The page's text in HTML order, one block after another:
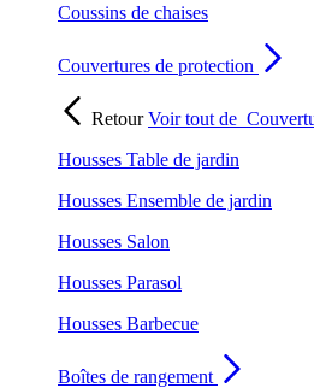
Coussins de chaises
Couvertures de protection
RetourVoir tout de
Housses Table de jardin
Housses Ensemble de jardin
Housses Salon
Housses Parasol
Housses Barbecue
Boîtes de rangement